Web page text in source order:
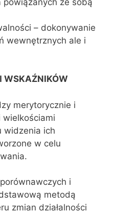
– dokonywanie
wewnętrznych ale i
WSKAŹNIKÓW
merytorycznie i
wielkościami
widzenia ich
w celu
i
metodą
zmian działalności